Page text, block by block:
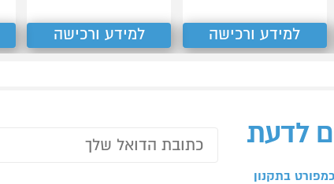
למידע ורכישה למידע ורכישה
לדעת
בתקנון